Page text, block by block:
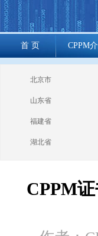
首 页 CPPM
cppm报考常见
问题
北京市
山东省
福建省
湖北省
CPPM